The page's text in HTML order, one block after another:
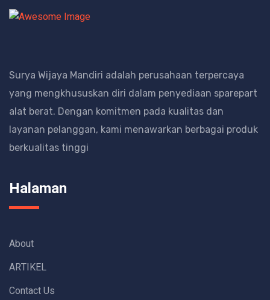
Surya Wijaya Mandiri adalah perusahaan terpercaya
yang mengkhususkan diri dalam penyediaan sparepart
alat berat. Dengan komitmen pada kualitas dan
layanan pelanggan, kami menawarkan berbagai produk
berkualitas tinggi
Halaman
About
ARTIKEL
Contact Us